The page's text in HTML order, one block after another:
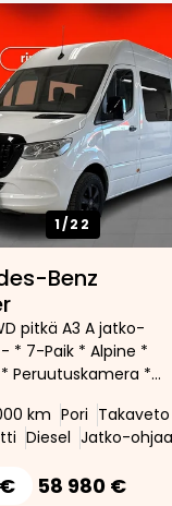
1/22
Benz
pitkä A3 A jatko-
* 7-Paik * Alpine *
Peruutuskamera *
km Pori Takaveto
Diesel Jatko-
58 980 €